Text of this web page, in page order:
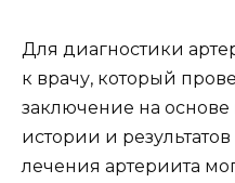
Для диагностики
к врачу, который
заключение на
истории и
лечения артериита